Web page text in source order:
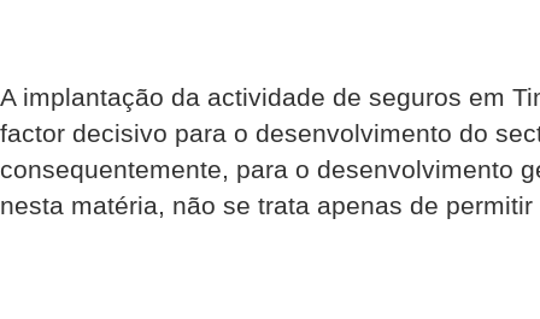
A implantação da actividade de seguros em
factor decisivo para o desenvolvimento do
consequentemente, para o desenvolvimento
nesta matéria, não se trata apenas de